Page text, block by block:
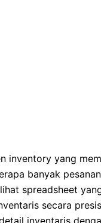
inventory yang
banyak
spreadsheet
secara
inventaris